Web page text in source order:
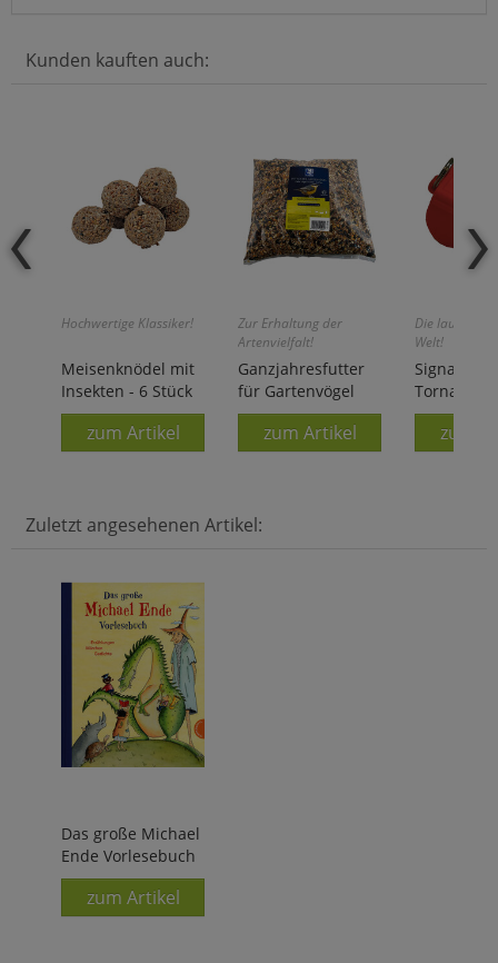
Kunden kauften auch:
Hochwertige Klassiker!
Meisenknödel mit
Insekten - 6 Stück
zum Artikel
Zur Erhaltung der
Artenvielfalt!
Ganzjahresfutter
für Gartenvögel
zum Artikel
Die lauteste
Welt!
Tornado
zum
Zuletzt angesehenen Artikel:
Das große Michael
Ende Vorlesebuch
zum Artikel